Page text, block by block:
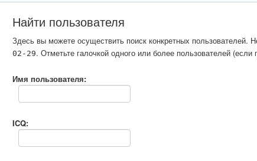
Найти пользователя
Здесь вы можете осуществить поиск конкретных пользователей.
02-29. Отметьте галочкой одного или более пользователей
Имя пользователя:
ICQ: